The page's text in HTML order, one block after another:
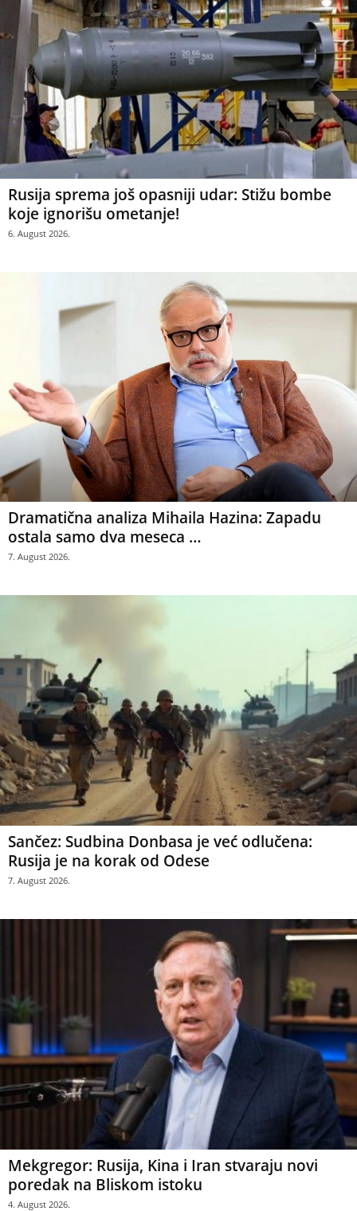
Rusija sprema još opasniji udar: Stižu bombe
koje ignorišu ometanje!
6. August 2026.
Dramatična analiza Mihaila Hazina: Zapadu
ostala samo dva meseca …
7. August 2026.
Sančez: Sudbina Donbasa je već odlučena:
Rusija je na korak od Odese
7. August 2026.
Mekgregor: Rusija, Kina i Iran stvaraju novi
poredak na Bliskom istoku
4. August 2026.